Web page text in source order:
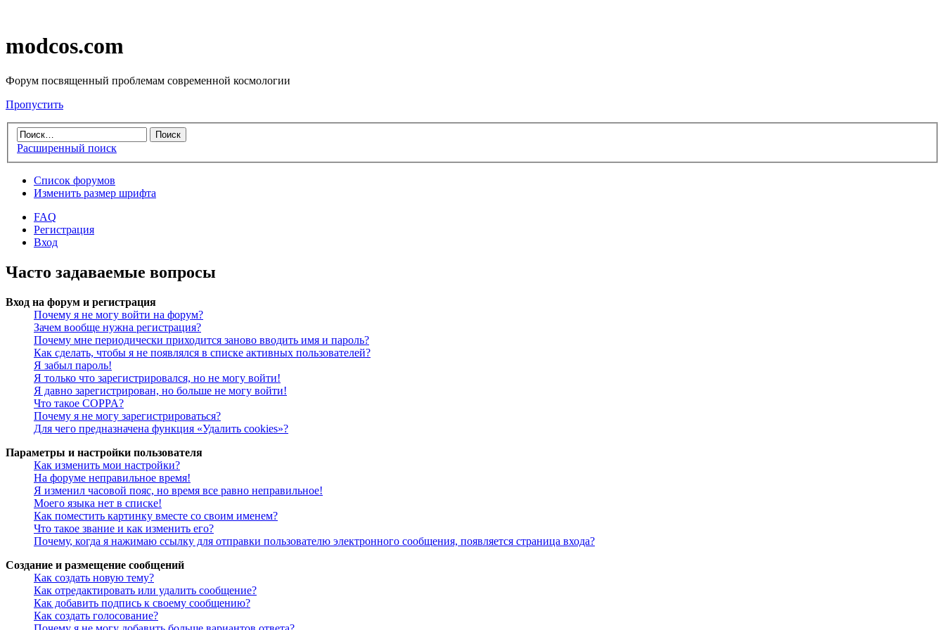
modcos.com
Форум посвященный проблемам современной космологии
Пропустить
Расширенный поиск
Список форумов
Изменить размер шрифта
FAQ
Регистрация
Вход
Часто задаваемые вопросы
Вход на форум и регистрация
Почему я не могу войти на форум?
Зачем вообще нужна регистрация?
Почему мне периодически приходится заново вводить имя и пароль?
Как сделать, чтобы я не появлялся в списке активных пользователей?
Я забыл пароль!
Я только что зарегистрировался, но не могу войти!
Я давно зарегистрирован, но больше не могу войти!
Что такое COPPA?
Почему я не могу зарегистрироваться?
Для чего предназначена функция «Удалить cookies»?
Параметры и настройки пользователя
Как изменить мои настройки?
На форуме неправильное время!
Я изменил часовой пояс, но время все равно неправильное!
Моего языка нет в списке!
Как поместить картинку вместе со своим именем?
Что такое звание и как изменить его?
Почему, когда я нажимаю ссылку для отправки пользователю электронного сообщения, появляется страница входа?
Создание и размещение сообщений
Как создать новую тему?
Как отредактировать или удалить сообщение?
Как добавить подпись к своему сообщению?
Как создать голосование?